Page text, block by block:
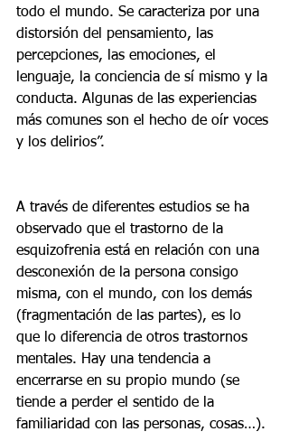
todo el mundo. Se caracteriza por una
distorsión del pensamiento, las
percepciones, las emociones, el
lenguaje, la conciencia de sí mismo y la
conducta. Algunas de las experiencias
más comunes son el hecho de oír voces
y los delirios”.
A través de diferentes estudios se ha
observado que el trastorno de la
esquizofrenia está en relación con una
desconexión de la persona consigo
misma, con el mundo, con los demás
(fragmentación de las partes), es lo
que lo diferencia de otros trastornos
mentales. Hay una tendencia a
encerrarse en su propio mundo (se
tiende a perder el sentido de la
familiaridad con las personas, cosas…).